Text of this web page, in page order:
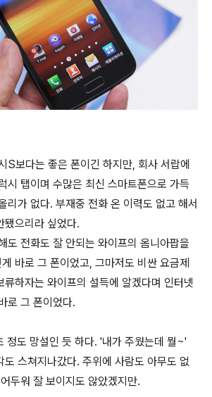
S보다는 좋은 폰이긴 하지만, 회사 서랍에
시 탭이며 수많은 최신 스마트폰으로 가득
리가 없다. 부재중 전화 온 이력도 없고 해서
됐으리라 싶었다.
도 전화도 잘 안되는 와이프의 옴니아팝을
바로 그 폰이었고, 그마저도 비싼 요금제
류하자는 와이프의 설득에 알겠다며 인터넷
로 그 폰이었다.
정도 망설인 듯 하다. '내가 주웠는데 뭘~'
도 스쳐지나갔다. 주위에 사람도 아무도 없
두워 잘 보이지도 않았겠지만.